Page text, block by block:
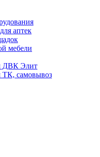
аптек
мебели
ДВК Элит
ТК, самовывоз